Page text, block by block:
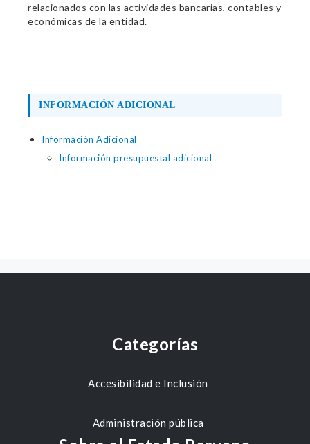
relacionados con las actividades bancarias, contables y
económicas de la entidad.
INFORMACIÓN ADICIONAL
Información Adicional
Información presupuestal adicional
Categorías
Accesibilidad e Inclusión
Administración pública